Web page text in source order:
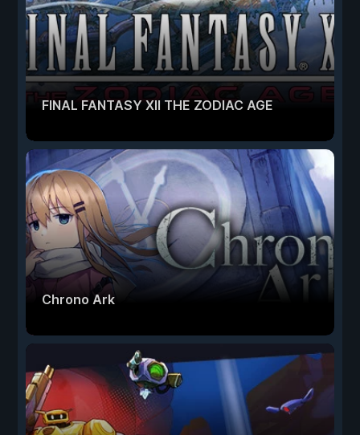
FINAL FANTASY XII THE ZODIAC AGE
Chrono Ark